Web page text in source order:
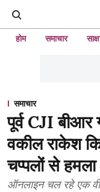
होम समाचार
समाचार
पूर्व CJI
वकील राकेश
चप्पलों से हमला
ऑनलाइन चल रहे एक